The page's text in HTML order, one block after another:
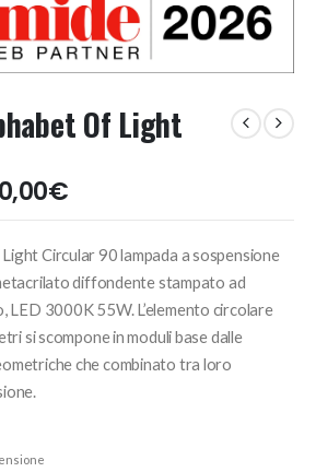
Of Light
€Il
prezzo
è:
1.460,00€.
Circular 90 lampada a sospensione
diffondente stampato ad
LED 3000K 55W. L’elemento circolare
si scompone in moduli base dalle
che combinato tra loro